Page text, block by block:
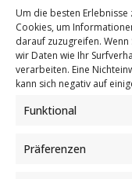
Um die besten
Cookies, um
darauf zuzugreifen.
wir Daten wie Ihr
verarbeiten. Eine
kann sich negativ auf
Funktional
Präferenzen
Arbeite mit uns
Reservierter Bereich
Zertifizierungen
M2Net
Child Safety
Customer Information
Information for